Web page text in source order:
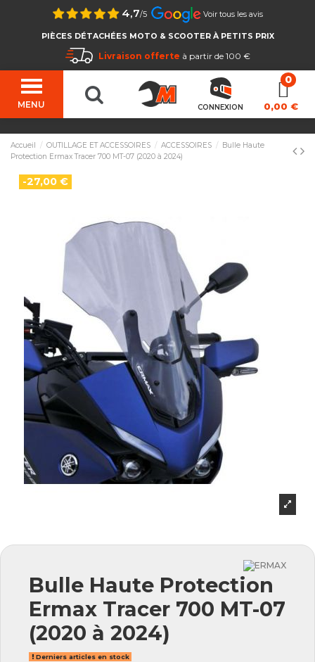
4,7/5 Voir tous les avis
PIÈCES DÉTACHÉES MOTO & SCOOTER À PETITS PRIX
Livraison offerte à partir de 100 €
MENU CONNEXION 0,00 €
Accueil OUTILLAGE ET ACCESSOIRES ACCESSOIRES
Bulle Haute
Protection Ermax Tracer 700 MT-07 (2020 à 2024)
-27,00 €
Bulle Haute Protection
Ermax Tracer 700 MT-07
(2020 à 2024)
Derniers articles en stock